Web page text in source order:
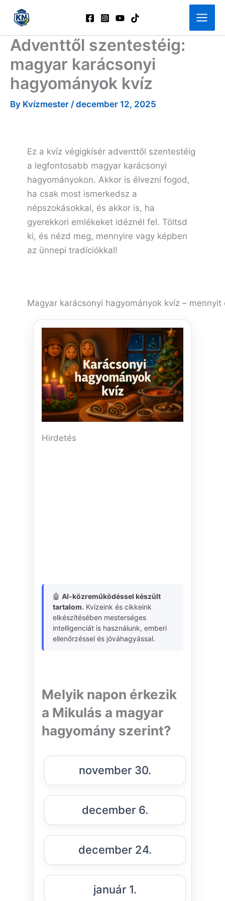
content
Adventtől szentestéig:
magyar karácsonyi
hagyományok kvíz
By Kvízmester / december 12, 2025
Ez a kvíz végigkísér adventtől szentestéig
a legfontosabb magyar karácsonyi
hagyományokon. Akkor is élvezni fogod,
ha csak most ismerkedsz a
népszokásokkal, és akkor is, ha
gyerekkori emlékeket idéznél fel. Töltsd
ki, és nézd meg, mennyire vagy képben
az ünnepi tradíciókkal!
Magyar karácsonyi hagyományok kvíz –
Hirdetés
🤖 AI-közreműködéssel készült
tartalom. Kvízeink és cikkeink
elkészítésében mesterséges
intelligenciát is használunk, emberi
ellenőrzéssel és jóváhagyással.
Melyik napon érkezik
a Mikulás a magyar
hagyomány szerint?
november 30.
december 6.
december 24.
január 1.